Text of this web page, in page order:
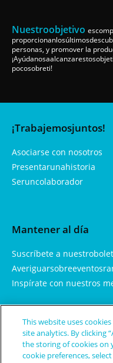
Nuestroobjetivo
personas, y promover la
pocosobreti!
¡Trabajemosjuntos!
Asociarse con nosotros
Presentarunahistoria
Seruncolaborador
Mantener al día
Suscríbete a
Inspírate con nuestros
Aprendemás
Sobrenosotros
This website uses
site analytics. By clicking
the storing of cookies on
cookie preferences,